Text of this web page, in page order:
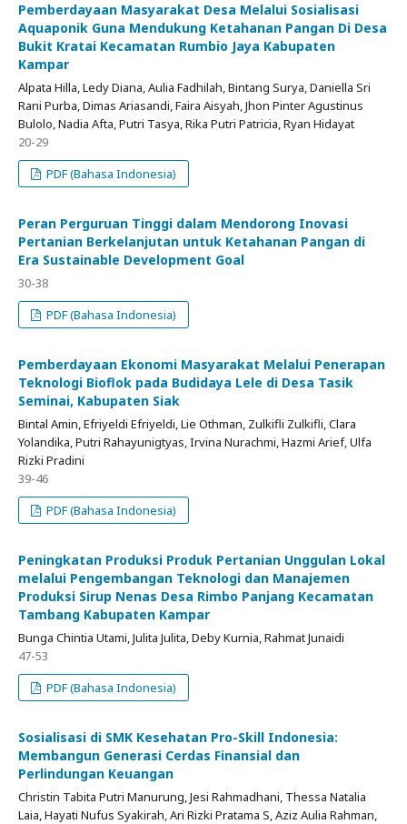
Pemberdayaan Masyarakat Desa Melalui Sosialisasi
Aquaponik Guna Mendukung Ketahanan Pangan Di Desa
Bukit Kratai Kecamatan Rumbio Jaya Kabupaten
Kampar
Alpata Hilla, Ledy Diana, Aulia Fadhilah, Bintang Surya, Daniella Sri
Rani Purba, Dimas Ariasandi, Faira Aisyah, Jhon Pinter Agustinus
Bulolo, Nadia Afta, Putri Tasya, Rika Putri Patricia, Ryan Hidayat
20-29
PDF (Bahasa Indonesia)
Peran Perguruan Tinggi dalam Mendorong Inovasi
Pertanian Berkelanjutan untuk Ketahanan Pangan di
Era Sustainable Development Goal
30-38
PDF (Bahasa Indonesia)
Pemberdayaan Ekonomi Masyarakat Melalui Penerapan
Teknologi Bioflok pada Budidaya Lele di Desa Tasik
Seminai, Kabupaten Siak
Bintal Amin, Efriyeldi Efriyeldi, Lie Othman, Zulkifli Zulkifli, Clara
Yolandika, Putri Rahayunigtyas, Irvina Nurachmi, Hazmi Arief, Ulfa
Rizki Pradini
39-46
PDF (Bahasa Indonesia)
Peningkatan Produksi Produk Pertanian Unggulan Lokal
melalui Pengembangan Teknologi dan Manajemen
Produksi Sirup Nenas Desa Rimbo Panjang Kecamatan
Tambang Kabupaten Kampar
Bunga Chintia Utami, Julita Julita, Deby Kurnia, Rahmat Junaidi
47-53
PDF (Bahasa Indonesia)
Sosialisasi di SMK Kesehatan Pro-Skill Indonesia:
Membangun Generasi Cerdas Finansial dan
Perlindungan Keuangan
Christin Tabita Putri Manurung, Jesi Rahmadhani, Thessa Natalia
Laia, Hayati Nufus Syakirah, Ari Rizki Pratama S, Aziz Aulia Rahman,